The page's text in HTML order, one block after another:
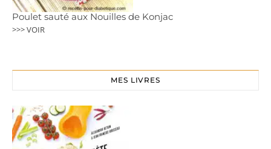
Poulet sauté aux Nouilles de Konjac
>>> VOIR
MES LIVRES